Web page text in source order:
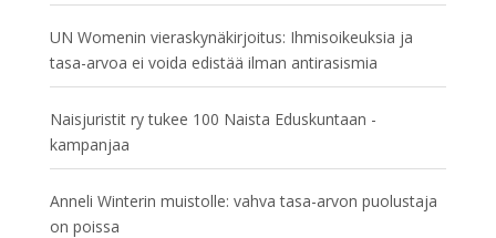
UN Womenin vieraskynäkirjoitus: Ihmisoikeuksia ja
tasa-arvoa ei voida edistää ilman antirasismia
Naisjuristit ry tukee 100 Naista Eduskuntaan -
kampanjaa
Anneli Winterin muistolle: vahva tasa-arvon puolustaja
on poissa